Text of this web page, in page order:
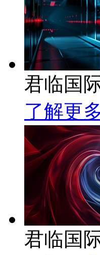
君临国
了解更
君临国